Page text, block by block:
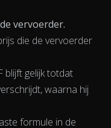
Data ranges from
vervoerder.
die de vervoerder
blijft gelijk totdat
waarna hij
formule in de